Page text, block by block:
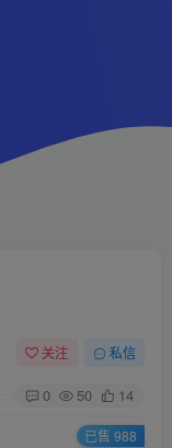
关注 私信
0 50 14
已售 988